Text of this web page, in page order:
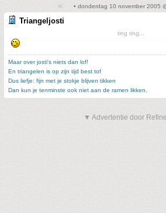
• donderdag 10 november 2005
Triangeljosti
ting ting...
Maar over josti's niets dan lof!
En triangelen is op zijn tijd best tof
Dus liefje: fijn met je stokje blijven tikken
Dan kun je tenminste ook niet aan de ramen likken.
▼ Advertentie door